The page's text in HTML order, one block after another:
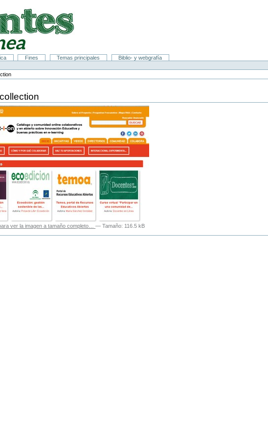
Fines Temas principales
Biblio- y webgrafía
ver la imagen a tamaño completo… —Tamaño: 116.5 kB